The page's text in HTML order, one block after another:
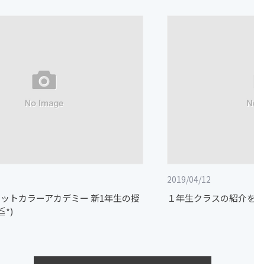
トカラーアカデミー 新1年生の授
2019/04/12
１年生クラスの紹介